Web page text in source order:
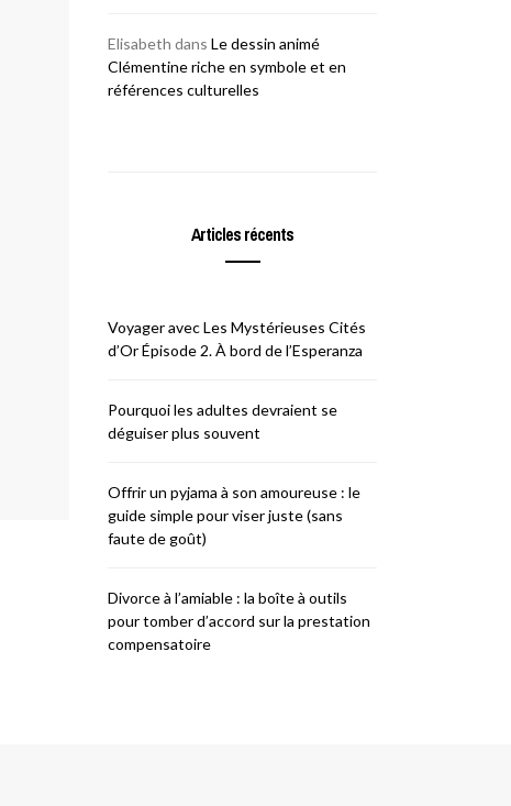
Elisabeth dans Le dessin animé
Clémentine riche en symbole et en
références culturelles
Articles récents
Voyager avec Les Mystérieuses Cités
d’Or Épisode 2. À bord de l’Esperanza
Pourquoi les adultes devraient se
déguiser plus souvent
Offrir un pyjama à son amoureuse : le
guide simple pour viser juste (sans
faute de goût)
Divorce à l’amiable : la boîte à outils
pour tomber d’accord sur la prestation
compensatoire